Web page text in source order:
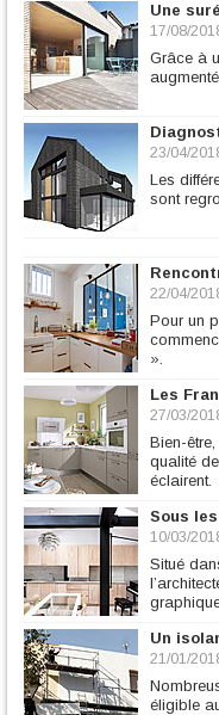
Une
17/08/
Grâce à
23/04/
Les
sont
22/04/
Pour un
».
Les
27/03/
Bien-
qualité
éclairent.
Sous
10/03/
Situé
Un
21/01/
éligible